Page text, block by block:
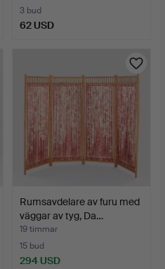
3 bud
62 USD
Rumsavdelare av furu med
väggar av tyg, Da…
19 timmar
15 bud
294 USD